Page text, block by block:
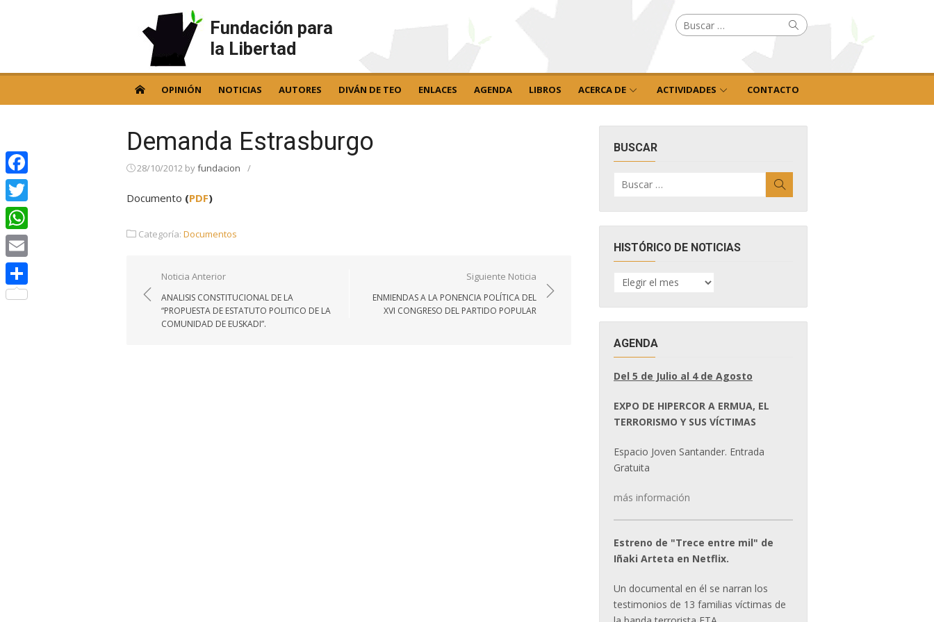
Fundación para
la Libertad
Buscar
por: Buscar
OPINIÓN NOTICIAS AUTORES DIVÁN DE TEO ENLACES AGENDA LIBROS ACERCA DE ACTIVIDADES CONTACTO
Demanda Estrasburgo
28/10/2012 byfundacion /
Documento (PDF)
Categoría: Documentos
Navegación
de
entradas
Noticia Anterior
ANALISIS CONSTITUCIONAL DE LA
“PROPUESTA DE ESTATUTO POLITICO DE LA
COMUNIDAD DE EUSKADI”.
Siguiente Noticia
ENMIENDAS A LA PONENCIA POLÍTICA DEL
XVI CONGRESO DEL PARTIDO POPULAR
BUSCAR
por:
HISTÓRICO DE NOTICIAS
HISTÓRICO
DE
AGENDA
Del 5 de Julio al 4 de Agosto
EXPO DE HIPERCOR A ERMUA, EL
TERRORISMO Y SUS VÍCTIMAS
Espacio Joven Santander. Entrada
Gratuita
más información
Estreno de "Trece entre mil" de
Iñaki Arteta en Netflix.
Un documental en él se narran los
testimonios de 13 familias víctimas de
Facebook
Twitter
WhatsApp
Email
Compartir